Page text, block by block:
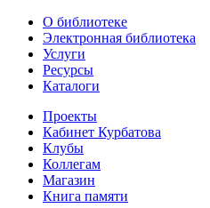
О библиотеке
Электронная библиотека
Услуги
Ресурсы
Каталоги
Проекты
Кабинет Курбатова
Клубы
Коллегам
Магазин
Книга памяти